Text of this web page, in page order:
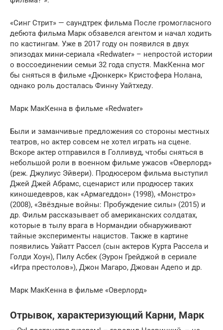
«Синг Стрит» — саундтрек фильма После громогласного
дебюта фильма Марк обзавелся агентом и начал ходить
по кастингам. Уже в 2017 году он появился в двух
эпизодах мини-сериала «Redwater» – непростой истории
о воссоединении семьи 32 года спустя. МакКенна мог
бы сняться в фильме «Дюнкерк» Кристофера Нолана,
однако роль досталась Финну Уайтхеду.
Марк МакКенна в фильме «Redwater»
Были и заманчивые предложения со стороны местных
театров, но актер совсем не хотел играть на сцене.
Вскоре актер отправился в Голливуд, чтобы сняться в
небольшой роли в военном фильме ужасов «Оверлорд»
(реж. Джулиус Эйвери). Продюсером фильма выступил
Джей Джей Абрамс, сценарист или продюсер таких
киношедевров, как «Армагеддон» (1998), «Монстро»
(2008), «Звёздные войны: Пробуждение силы» (2015) и
др. Фильм рассказывает об американских солдатах,
которые в тылу врага в Нормандии обнаруживают
тайные эксперименты нацистов. Также в картине
появились Уайатт Рассел (сын актеров Курта Рассела и
Голди Хоун), Пилу Асбек (Эурон Грейджой в сериале
«Игра престолов»), Джон Магаро, Джован Адепо и др.
Марк МакКенна в фильме «Оверлорд»
Отрывок, характеризующий Карни, Марк